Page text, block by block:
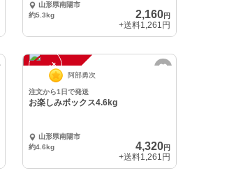
山形県南陽市
約5.3kg
2,160円
+送料1,261円
注
文
受
付
停
止
中 阿部勇次
注文から1日で発送
お楽しみボックス4.6kg
山形県南陽市
約4.6kg
4,320円
+送料1,261円